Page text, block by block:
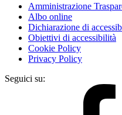
Amministrazione
Albo online
Dichiarazione di
Obiettivi di accessibilità
Cookie Policy
Privacy Policy
Seguici su: